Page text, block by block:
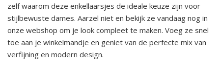
zelf waarom deze enkellaarsjes de ideale keuze zijn voor
stijlbewuste dames. Aarzel niet en bekijk ze vandaag nog in
onze webshop om je look compleet te maken. Voeg ze snel
toe aan je winkelmandje en geniet van de perfecte mix van
verfijning en modern design.